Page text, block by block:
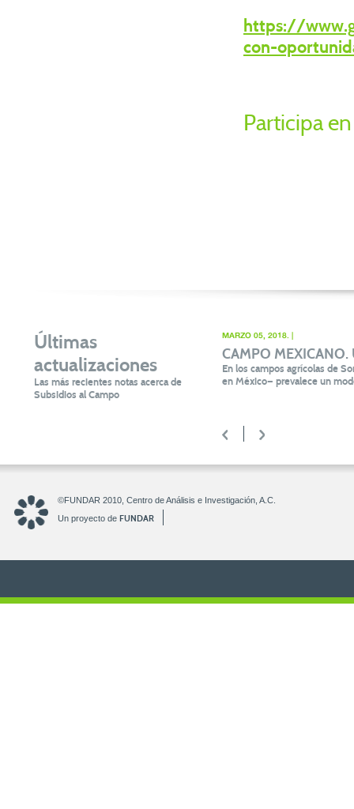
https://
con-
Participa
Últimas
actualizaciones
Las más recientes notas acerca de
Subsidios al Campo
MARZO 05, 2018. |
CAMPO
En los campos agrícolas de
en México— prevalece un
< >
©FUNDAR 2010, Centro de Análisis e Investigación, A.C.
Un proyecto de FUNDAR